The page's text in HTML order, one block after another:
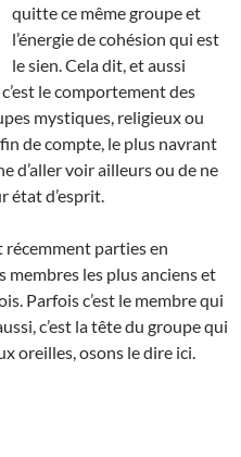
quitte ce même groupe et
l’énergie de cohésion qui est
le sien. Cela dit, et aussi
le comportement des
mystiques, religieux ou
de compte, le plus navrant
d’aller voir ailleurs ou de ne
état d’esprit.
récemment parties en
les plus anciens et
Parfois c’est le membre qui
c’est la tête du groupe qui
oreilles, osons le dire ici.